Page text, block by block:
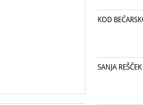
KOD
SANJA REŠČEK